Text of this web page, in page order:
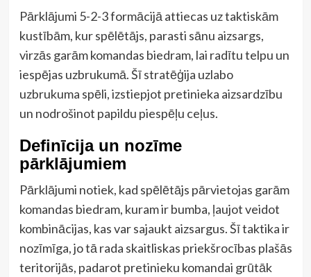
Pārklājumi 5-2-3 formācijā attiecas uz taktiskām
kustībām, kur spēlētājs, parasti sānu aizsargs,
virzās garām komandas biedram, lai radītu telpu un
iespējas uzbrukumā. Šī stratēģija uzlabo
uzbrukuma spēli, izstiepjot pretinieka aizsardzību
un nodrošinot papildu piespēļu ceļus.
Definīcija un nozīme
pārklājumiem
Pārklājumi notiek, kad spēlētājs pārvietojas garām
komandas biedram, kuram ir bumba, ļaujot veidot
kombinācijas, kas var sajaukt aizsargus. Šī taktika ir
nozīmīga, jo tā rada skaitliskas priekšrocības plašās
teritorijās, padarot pretinieku komandai grūtāk